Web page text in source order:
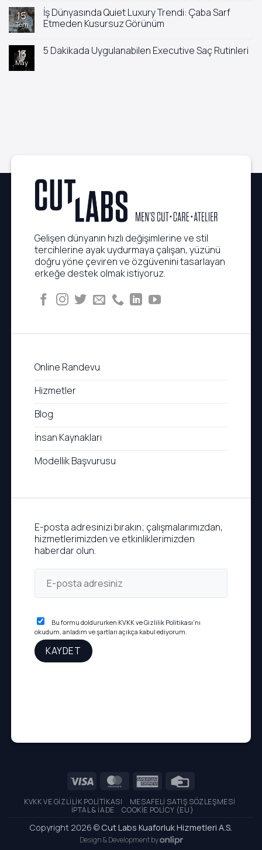
Sık
Görülen
7
Çözüm
yok
Wax,
Clay
ve
Farklar:
15
Tem
İş Dünyasında Quiet Luxury Trendi: Çaba Sarf
Etmeden Kusursuz Görünüm
İş
13
May
5 Dakikada Uygulanabilen Executive Saç Rutinleri
Gelişen dünyanın hızlı değişimlerine ve stil
tercihlerine ayak uydurmaya çalışan, yüzünü
doğru yöne çeviren ve özgüvenini tasarlayan
erkeğe destek olmak istiyoruz.
Online Randevu
Hizmetler
Blog
İnsan Kaynakları
Modellik Başvurusu
E-posta adresinizi bırakın; çalışmalarımızdan,
hizmetlerimizden ve etkinliklerimizden
haberdar olun.
Bu formu doldururken KVKK ve Gizlilik Politikası'nı
okudum, anladım ve şartları açıkça kabul ediyorum.
Visa MasterCardAmerican
KVKK VE GIZLILIK POLITIKASI
MESAFELI SATIŞ SÖZLEŞMESI
İPTAL & İADE
COOKIE POLICY (EU)
Copyright 2026 © Cut Labs Kuaforluk Hizmetleri A.S.
Design & Development by